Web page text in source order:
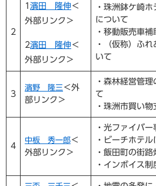
2
1 濱田 隆伸 ＜
外部リンク＞
2濱田 隆伸 ＜
外部リンク＞
・珠洲鉢ケ崎ホ
について
・移動販売車
・（仮称）ふ
いて
3
濱野 隆三 ＜外
部リンク＞
・森林経営管
て
・珠洲市買い
4
中板 秀一郎＜
外部リンク＞
・光ファイバ
・ビーチホテル
・飯田町の街路
・インボイス制